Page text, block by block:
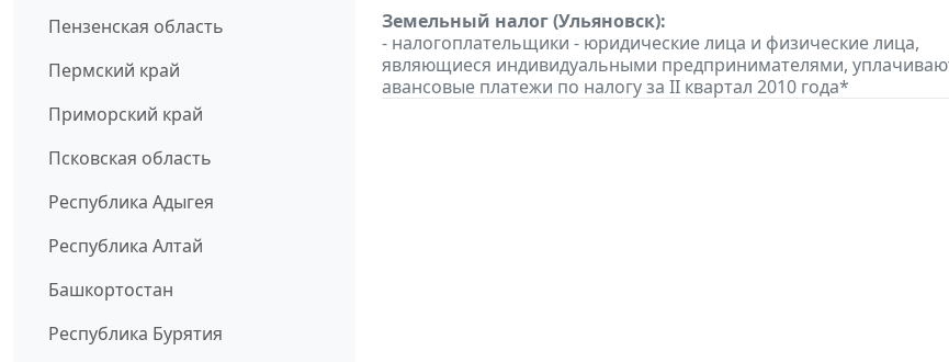
Пензенская область
Пермский край
Приморский край
Псковская область
Республика Адыгея
Республика Алтай
Башкортостан
Республика Бурятия
Земельный налог (Ульяновск):
- налогоплательщики - юридические лица и физические лица,
являющиеся индивидуальными предпринимателями,
авансовые платежи по налогу за II квартал 2010 года*